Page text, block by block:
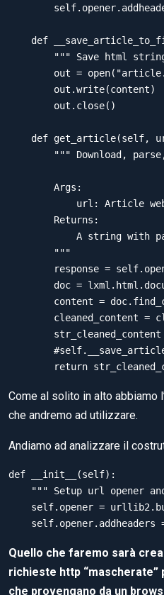
def
""" Save html
out =
        out.write(content)
        out.close()
def get_article(self,
""" Download,
        Args:
url: Article
        Returns:
A string with
        """
response =
doc =
content =
cleaned_content =
Come al solito in alto abbiamo
che andremo ad utilizzare.
Andiamo ad analizzare il
def __init__(self):
""" Setup url opener
self.opener =
Quello che faremo sarà
richieste http
che provengano da un